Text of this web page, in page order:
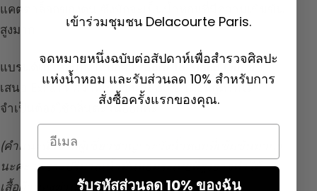
แคตตาล็อกของตน ซึ่งมักจะเป็นน้ำหอมที่มีความเข้มข้น
สูงมาก
แบรนด์เกาหลีน้องใหม่อย่างBorn To Stand Outนำ
เสนอ Extrait ที่ความเข้มข้นถึง 60% โดยมีสูตรที่ไม่
จำเป็นต้องใช้กลิ่นตะวันออกค่ะ
(คำแนะนำจากผู้เชี่ยวชาญ: ระวังน้ำหอมที่เข้มข้นมากๆ
นะคะ เพราะปริมาณน้ำมันหอมระเหยที่สูงอาจทำให้
เสื้อผ้าของท่านเป็นคราบได้!)
เข้าร่วมชุมชน Delacourte Paris.
จดหมายหนึ่งฉบับต่อสัปดาห์เพื่อสำรวจศิลปะ
แห่งน้ำหอม และรับส่วนลด 10% สำหรับการ
สั่งซื้อครั้งแรกของคุณ.
Email
รับรหัสส่วนลด 10% ของฉัน